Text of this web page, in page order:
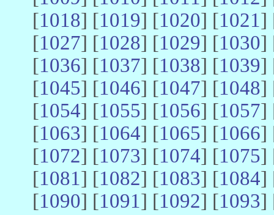
[1018] [1019] [1020] [1021]
[1027] [1028] [1029] [1030]
[1036] [1037] [1038] [1039]
[1045] [1046] [1047] [1048]
[1054] [1055] [1056] [1057]
[1063] [1064] [1065] [1066]
[1072] [1073] [1074] [1075]
[1081] [1082] [1083] [1084]
[1090] [1091] [1092] [1093]